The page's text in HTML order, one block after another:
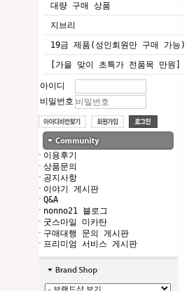
대량 구매 상품
지브리
19금 제품(성인회원만 구매 가능)
[가을 맞이 초특가 전품목 만원]
아이디
비밀번호
· 이용후기
· 상품문의
· 공지사항
· 이야기 게시판
· Q&A
· nonno21 블로그
· 굿스마일 미카탄
· 구매대행 문의 게시판
· 프리미엄 서비스 게시판